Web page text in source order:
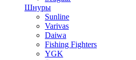
Шнуры
Sunline
Varivas
Daiwa
Fishing Fighters
YGK